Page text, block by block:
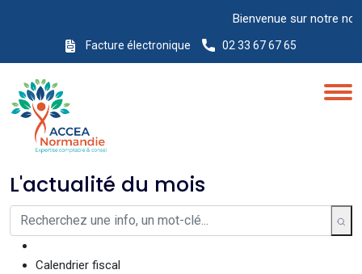
Bienvenue sur notre
Facture électronique 02 33 67 67 65
L'actualité du mois
Calendrier fiscal